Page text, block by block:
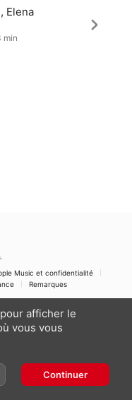
Elena
min
Music et confidentialité
Remarques
afficher le
vous vous
Continuer